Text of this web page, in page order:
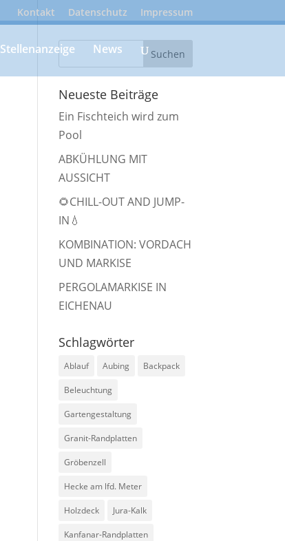
Kontakt Datenschutz Impressum
Stellenanzeige News
Neueste Beiträge
Ein Fischteich wird zum
Pool
ABKÜHLUNG MIT
AUSSICHT
🌻CHILL-OUT AND JUMP-
IN💧
KOMBINATION: VORDACH
UND MARKISE
PERGOLAMARKISE IN
EICHENAU
Schlagwörter
Ablauf Aubing Backpack
Beleuchtung
Gartengestaltung
Granit-Randplatten
Gröbenzell
Hecke am lfd. Meter
Holzdeck Jura-Kalk
Kanfanar-Randplatten